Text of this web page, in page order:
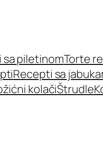
sa piletinomTorte
Recepti sa
kolačiŠtrudle